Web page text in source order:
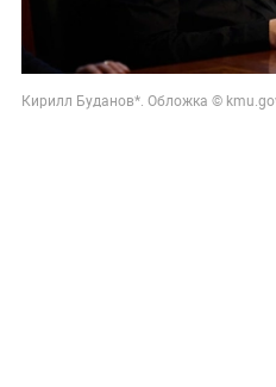
Кирилл Буданов*. Обложка ©